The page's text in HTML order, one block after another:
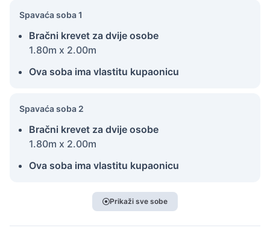
Spavaća soba 1
Bračni krevet za dvije osobe
1.80m x 2.00m
Ova soba ima vlastitu kupaonicu
Spavaća soba 2
Bračni krevet za dvije osobe
1.80m x 2.00m
Ova soba ima vlastitu kupaonicu
Prikaži sve sobe